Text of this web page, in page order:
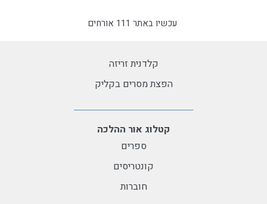
עכשיו באתר 111 אורחים
קלדנית זריזה
הפצת מסרים בקליק
קטלוג אור ההלכה
ספרים
קונטריסים
חוברות